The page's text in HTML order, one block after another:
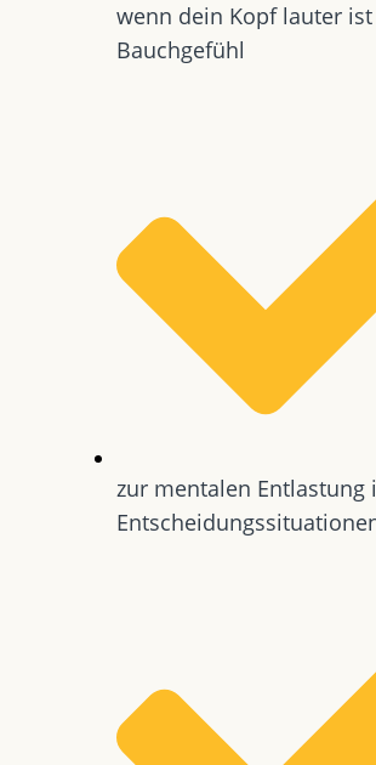
wenn dein Kopf lauter
Bauchgefühl
zur mentalen Entlastung